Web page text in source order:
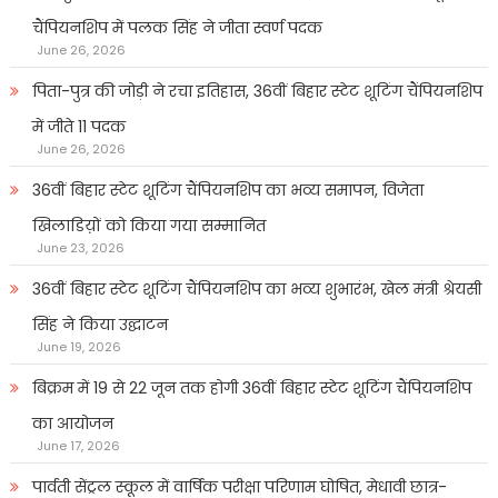
चैंपियनशिप में पलक सिंह ने जीता स्वर्ण पदक
June 26, 2026
पिता-पुत्र की जोड़ी ने रचा इतिहास, 36वीं बिहार स्टेट शूटिंग चैंपियनशिप
में जीते 11 पदक
June 26, 2026
36वीं बिहार स्टेट शूटिंग चैंपियनशिप का भव्य समापन, विजेता
खिलाडिय़ों को किया गया सम्मानित
June 23, 2026
36वीं बिहार स्टेट शूटिंग चैंपियनशिप का भव्य शुभारंभ, खेल मंत्री श्रेयसी
सिंह ने किया उद्घाटन
June 19, 2026
बिक्रम में 19 से 22 जून तक होगी 36वीं बिहार स्टेट शूटिंग चैंपियनशिप
का आयोजन
June 17, 2026
पार्वती सेंट्रल स्कूल में वार्षिक परीक्षा परिणाम घोषित, मेधावी छात्र-